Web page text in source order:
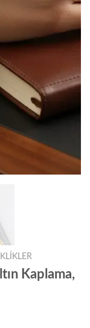
Kaplama,